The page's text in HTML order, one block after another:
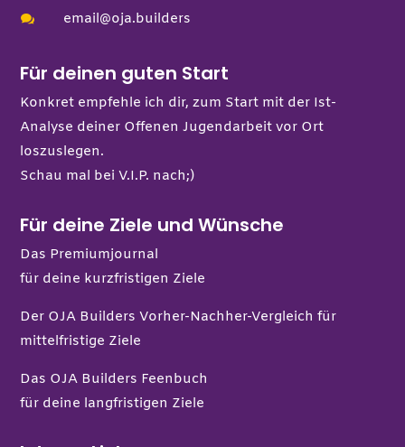
 email@oja.builders
Für deinen guten Start
Konkret empfehle ich dir, zum Start mit der Ist-
Analyse deiner Offenen Jugendarbeit vor Ort
loszuslegen.
Schau mal beiV.I.P. nach;)
Für deine Ziele und Wünsche
Das Premiumjournal
für deine kurzfristigen Ziele
Der OJA Builders Vorher-Nachher-Vergleich für
mittelfristige Ziele
Das OJA Builders Feenbuch
für deine langfristigen Ziele